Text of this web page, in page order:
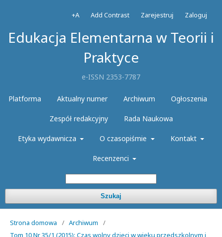
Edukacja Elementarna w Teorii i
Praktyce
e-ISSN 2353-7787
Platforma Aktualny numer Archiwum Ogłoszenia
Zespół redakcyjny Rada Naukowa
Etyka wydawnicza O czasopiśmie Kontakt
Recenzenci
Szukaj
+A Add Contrast Zarejestruj Zaloguj
Strona domowa / Archiwum
/
Tom 10 Nr 35/1 (2015): Czas wolny dzieci w wieku przedszkolnym i